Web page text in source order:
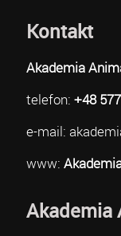
Kontakt
Akademia
telefon: +48
e-mail:
www:
Akademia